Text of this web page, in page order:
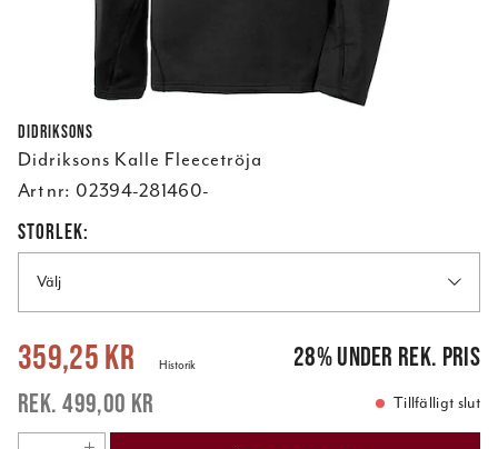
Didriksons
Didriksons Kalle Fleecetröja
Art nr: 02394-281460-
STORLEK:
Välj
Nuvarande pris:359,25 kr 499,00 kr
359,25 kr
499,00 kr
Historik 28%under rek. pris
Tillfälligt slut